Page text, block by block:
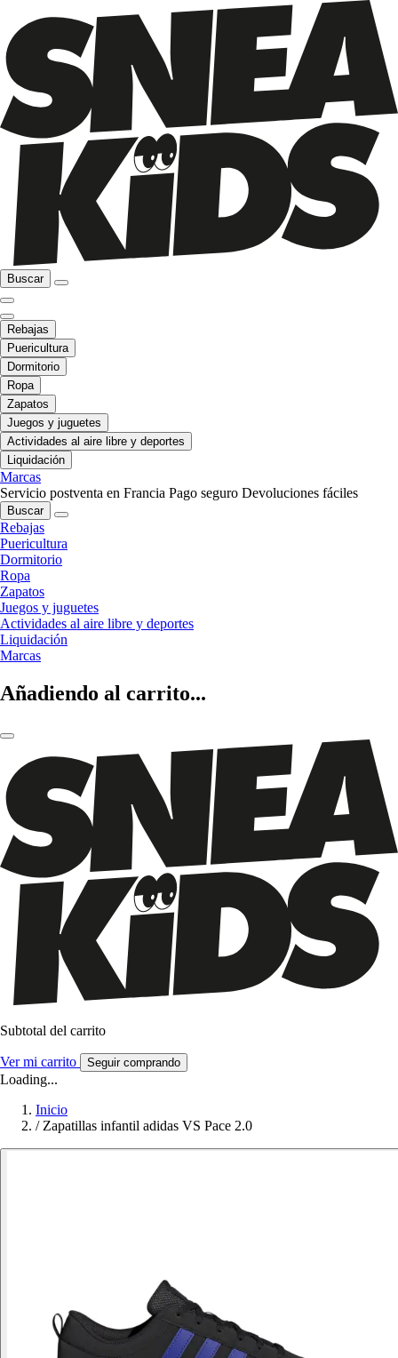
Buscar
Rebajas
Puericultura
Dormitorio
Ropa
Zapatos
Juegos y juguetes
Actividades al aire libre y deportes
Liquidación
Marcas
Servicio postventa en Francia Pago seguro Devoluciones fáciles
Buscar
Rebajas
Puericultura
Dormitorio
Ropa
Zapatos
Juegos y juguetes
Actividades al aire libre y deportes
Liquidación
Marcas
Añadiendo al carrito...
Subtotal del carrito
Ver mi carrito Seguir comprando
Loading...
Inicio
/ Zapatillas infantil adidas VS Pace 2.0